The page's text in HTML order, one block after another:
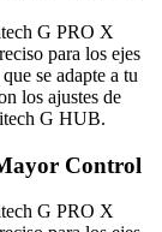
G PRO X
para los ejes
se adapte a tu
los ajustes de
G HUB.
Control
G PRO X